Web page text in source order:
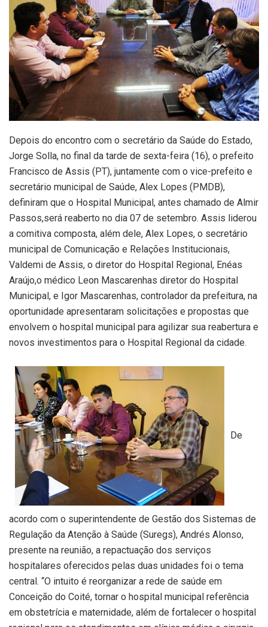
Depois do encontro com o secretário da Saúde do Estado,
Jorge Solla, no final da tarde de sexta-feira (16), o prefeito
Francisco de Assis (PT), juntamente com o vice-prefeito e
secretário municipal de Saúde, Alex Lopes (PMDB),
definiram que o Hospital Municipal, antes chamado de Almir
Passos,será reaberto no dia 07 de setembro. Assis liderou
a comitiva composta, além dele, Alex Lopes, o secretário
municipal de Comunicação e Relações Institucionais,
Valdemi de Assis, o diretor do Hospital Regional, Enéas
Araújo,o médico Leon Mascarenhas diretor do Hospital
Municipal, e Igor Mascarenhas, controlador da prefeitura, na
oportunidade apresentaram solicitações e propostas que
envolvem o hospital municipal para agilizar sua reabertura e
novos investimentos para o Hospital Regional da cidade.
De
acordo com o superintendente de Gestão dos Sistemas de
Regulação da Atenção à Saúde (Suregs), Andrés Alonso,
presente na reunião, a repactuação dos serviços
hospitalares oferecidos pelas duas unidades foi o tema
central. “O intuito é reorganizar a rede de saúde em
Conceição do Coité, tornar o hospital municipal referência
em obstetrícia e maternidade, além de fortalecer o hospital